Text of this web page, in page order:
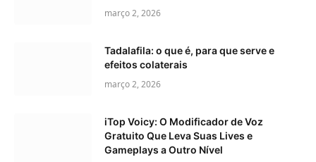
março 2, 2026
Tadalafila: o que é, para que serve e
efeitos colaterais
março 2, 2026
iTop Voicy: O Modificador de Voz
Gratuito Que Leva Suas Lives e
Gameplays a Outro Nível